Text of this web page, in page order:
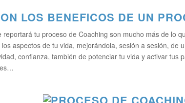
LOS BENEFICOS DE UN
reportará tu proceso de Coaching son mucho más de lo
aspectos de tu vida, mejorándola, sesión a sesión,
confianza, también de potenciar tu vida y activar